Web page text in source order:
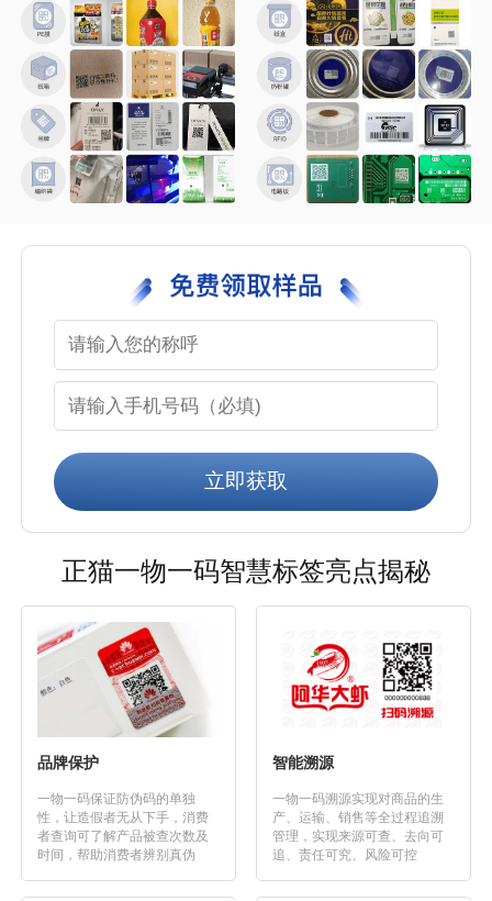
立即获取
正猫一物一码智慧标签亮点揭秘
品牌保护
一物一码保证防伪码的单独
性，让造假者无从下手，消费
者查询可了解产品被查次数及
时间，帮助消费者辨别真伪
智能溯源
一物一码溯源实现对商品的生
产、运输、销售等全过程追溯
管理，实现来源可查、去向可
追、责任可究、风险可控